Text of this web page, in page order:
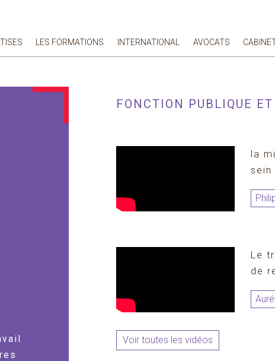
LES FORMATIONS INTERNATIONAL AVOCATS
FONCTION PUBLIQUE
la
sein
Le
de
Voir toutes les vidéos